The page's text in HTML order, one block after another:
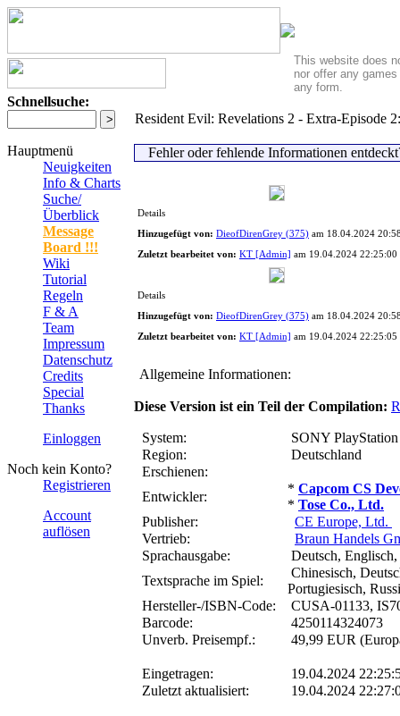
This website does
nor offer any games
any form.
Schnellsuche:
Hauptmenü
Neuigkeiten
Info & Charts
Suche/
Überblick
Message
Board !!!
Wiki
Tutorial
Regeln
F & A
Team
Impressum
Datenschutz
Credits
Special
Thanks
Einloggen
Noch kein Konto?
Registrieren
Account
auflösen
Resident Evil: Revelations 2 - Extra-Episode
Fehler oder fehlende Informationen
Details
Hinzugefügt von: DieofDirenGrey (375) am 18.04.2024
Zuletzt bearbeitet von: KT [Admin] am 19.04.2024 22:25:00
Details
Hinzugefügt von: DieofDirenGrey (375) am 18.04.2024
Zuletzt bearbeitet von: KT [Admin] am 19.04.2024 22:25:05
Allgemeine Informationen:
Diese Version ist ein Teil der Compilation:
System:
SONY
Region:
Deutschland
Erschienen:
Entwickler:
* Capcom CS
* Tose Co., Ltd.
Publisher:
CE Europe, Ltd.
Vertrieb:
Braun Handels
Sprachausgabe:
Deutsch, Englisch,
Textsprache im Spiel:
Chinesisch,
Portugiesisch,
Hersteller-/ISBN-Code:
CUSA-01133,
Barcode:
4250114324073
Unverb. Preisempf.:
49,99 EUR
Eingetragen:
19.04.2024
Zuletzt aktualisiert:
19.04.2024